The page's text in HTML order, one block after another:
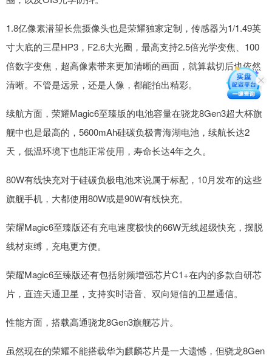
1.8亿像素潜望长焦摄像头也是荣耀独家定制，传感器为1/1.49英
寸大底的三星HP3，F2.6大光圈，最高支持2.5倍光学变焦、100
倍数字变焦，超高像素带来更加清晰的画面，就算裁切后也依然
清晰。不管是远景，还是人像，都能拍出精彩。
续航方面，荣耀Magic6至臻版的电池容量在骁龙8Gen3超大杯旗
舰中也是最高的，5600mAh硅碳负极青海湖电池，续航长达2
天，低温环境下也能正常使用，寿命长达4年之久。
80W有线快充对于硅碳负极电池来说属于标配，10月发布的这些
旗舰手机，大都使用80W或是90W有线快充。
荣耀Magic6至臻版还有充电速度极快的66W无线超级快充，摆脱
线材束缚，充电更方便。
荣耀Magic6至臻版还有包括射频增强芯片C1+在内的多款自研芯
片，直连天通卫星，支持实时语音、双向短信的卫星通信。
性能方面，搭载高通骁龙8Gen3旗舰芯片。
虽然现在的荣耀不能搭载华为麒麟芯片是一大遗憾，但骁龙8Gen